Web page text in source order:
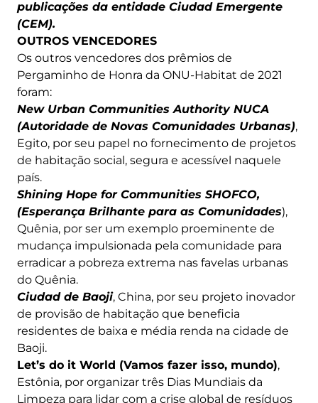
publicações da entidade Ciudad Emergente
(CEM).
OUTROS VENCEDORES
Os outros vencedores dos prêmios de
Pergaminho de Honra da ONU-Habitat de 2021
foram:
New Urban Communities Authority NUCA
(Autoridade de Novas Comunidades Urbanas),
Egito, por seu papel no fornecimento de projetos
de habitação social, segura e acessível naquele
país.
Shining Hope for Communities SHOFCO,
(Esperança Brilhante para as Comunidades),
Quênia, por ser um exemplo proeminente de
mudança impulsionada pela comunidade para
erradicar a pobreza extrema nas favelas urbanas
do Quênia.
Ciudad de Baoji, China, por seu projeto inovador
de provisão de habitação que beneficia
residentes de baixa e média renda na cidade de
Baoji.
Let’s do it World (Vamos fazer isso, mundo),
Estônia, por organizar três Dias Mundiais da
Limpeza para lidar com a crise global de resíduos